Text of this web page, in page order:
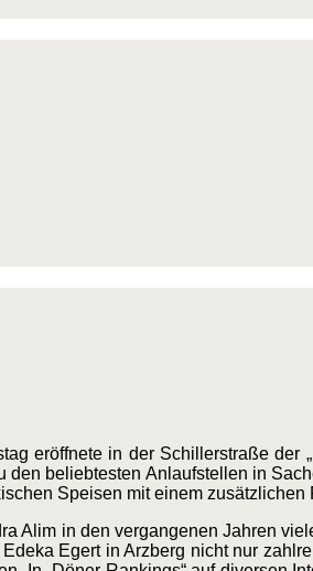
eröffnete in der Schillerstraße der
beliebtesten Anlaufstellen in
Speisen mit einem zusätzlichen
Alim in den vergangenen Jahren
Egert in Arzberg nicht nur